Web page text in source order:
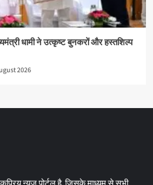
धामी ने उत्कृष्ट बुनकरों और हस्तशिल्प
2026
न्यूज़ पोर्टल है, जिसके माध्यम से सभी